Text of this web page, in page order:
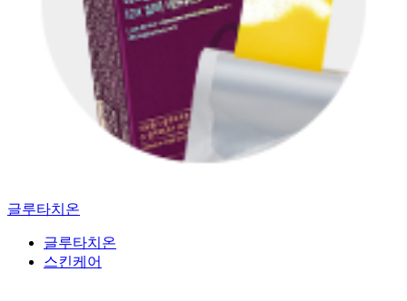
글루타치온
글루타치온
스킨케어